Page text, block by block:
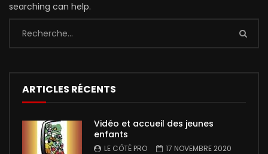
searching can help.
ARTICLES RÉCENTS
Vidéo et accueil des jeunes
enfants
LE CÔTÉ PRO 17 NOVEMBRE 2020